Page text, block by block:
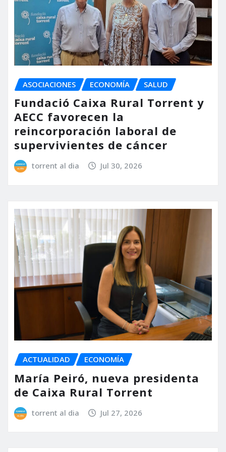
ASOCIACIONES ECONOMÍA SALUD
Fundació Caixa Rural Torrent y
AECC favorecen la
reincorporación laboral de
supervivientes de cáncer
torrent al dia Jul 30, 2026
ACTUALIDAD ECONOMÍA
María Peiró, nueva presidenta
de Caixa Rural Torrent
torrent al dia Jul 27, 2026